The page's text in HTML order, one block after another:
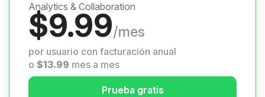
Analytics & Collaboration
$9.99/mes
por usuario con facturación anual
o $13.99 mes a mes
Prueba gratis